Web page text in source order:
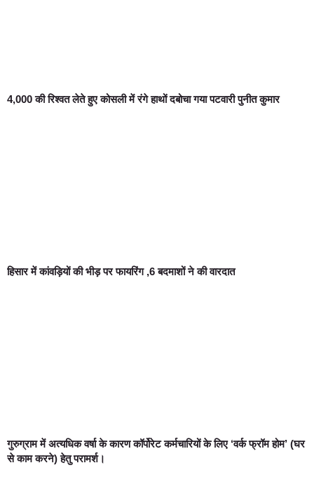
4,000 की रिश्वत लेते हुए कोसली में रंगे हाथों दबोचा गया पटवारी पुनीत कुमार
हिसार में कांवड़ियों की भीड़ पर फायरिंग ,6 बदमाशों ने की वारदात
गुरुग्राम में अत्यधिक वर्षा के कारण कॉर्पोरेट कर्मचारियों के लिए ‘वर्क फ्रॉम होम’ (घर
से काम करने) हेतु परामर्श।